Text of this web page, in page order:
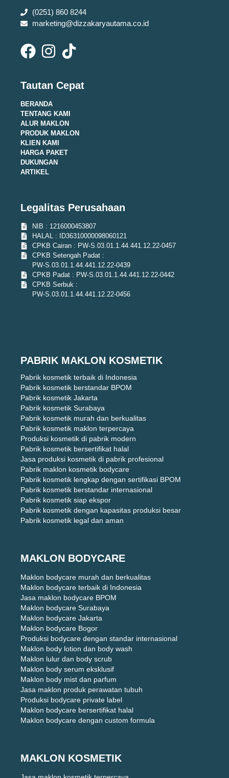
(0251) 860 8244
marketing@dizzakaryautama.co.id
Tautan Cepat
BERANDA
TENTANG KAMI
ALUR MAKLON
PRODUK MAKLON
KLIEN KAMI
HARGA PAKET
DUKUNGAN
ARTIKEL
Legalitas Perusahaan
NIB : 1216000453807
HALAL : ID36310000098060121
CPKB Cairan : PW-S.03.01.1.44.441.12.22-0457
CPKB Setengah Padat :
PW-S.03.01.1.44.441.12.22-0439
CPKB Padat : PW-S.03.01.1.44.441.12.22-0442
CPKB Serbuk :
PW-S.03.01.1.44.441.12.22-0456
PABRIK MAKLON KOSMETIK
Pabrik kosmetik terbaik di Indonesia
Pabrik kosmetik berstandar BPOM
Pabrik kosmetik Jakarta
Pabrik kosmetik Surabaya
Pabrik kosmetik murah dan berkualitas
Pabrik kosmetik maklon terpercaya
Produksi kosmetik di pabrik modern
Pabrik kosmetik bersertifikat halal
Jasa produksi kosmetik di pabrik profesional
Pabrik maklon kosmetik bodycare
Pabrik kosmetik lengkap dengan sertifikasi BPOM
Pabrik kosmetik berstandar internasional
Pabrik kosmetik siap ekspor
Pabrik kosmetik dengan kapasitas produksi besar
Pabrik kosmetik legal dan aman
MAKLON BODYCARE
Maklon bodycare murah dan berkualitas
Maklon bodycare terbaik di Indonesia
Jasa maklon bodycare BPOM
Maklon bodycare Surabaya
Maklon bodycare Jakarta
Maklon bodycare Bogor
Produksi bodycare dengan standar internasional
Maklon body lotion dan body wash
Maklon lulur dan body scrub
Maklon body serum eksklusif
Maklon body mist dan parfum
Jasa maklon produk perawatan tubuh
Produksi bodycare private label
Maklon bodycare bersertifikat halal
Maklon bodycare dengan custom formula
MAKLON KOSMETIK